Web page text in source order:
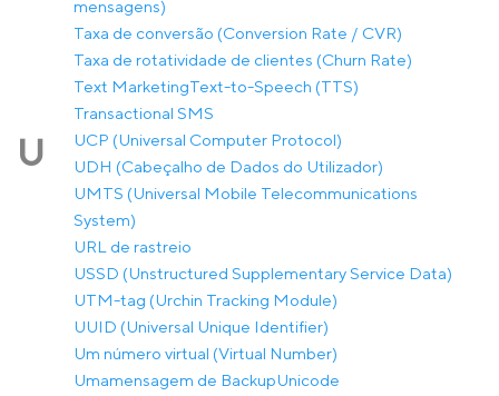
mensagens)
Taxa de conversão (Conversion Rate / CVR)
Taxa de rotatividade de clientes (Churn Rate)
Text MarketingText-to-Speech (TTS)
Transactional SMS
U
UCP (Universal Computer Protocol)
UDH (Cabeçalho de Dados do Utilizador)
UMTS (Universal Mobile Telecommunications
System)
URL de rastreio
USSD (Unstructured Supplementary Service Data)
UTM-tag (Urchin Tracking Module)
UUID (Universal Unique Identifier)
Um número virtual (Virtual Number)
Umamensagem de BackupUnicode